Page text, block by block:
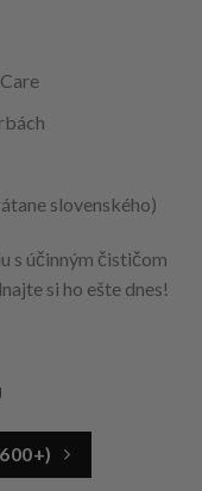
slovenského)
s účinným čističom
si ho ešte dnes!